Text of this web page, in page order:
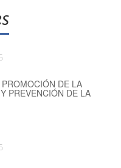
DE LA
PREVENCIÓN DE LA